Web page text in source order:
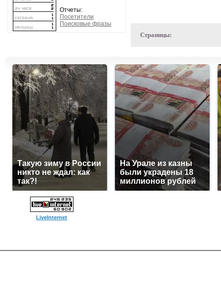
Отчеты:
Посетители
Поисковые фразы
Страницы:
Такую зиму в России
никто не ждал: как
так?!
На Урале из казны
были украдены 18
миллионов рублей
LiveInternet